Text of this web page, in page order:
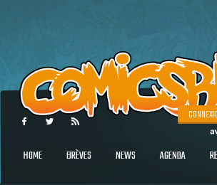
HOME BRÈVES NEWS AGENDA